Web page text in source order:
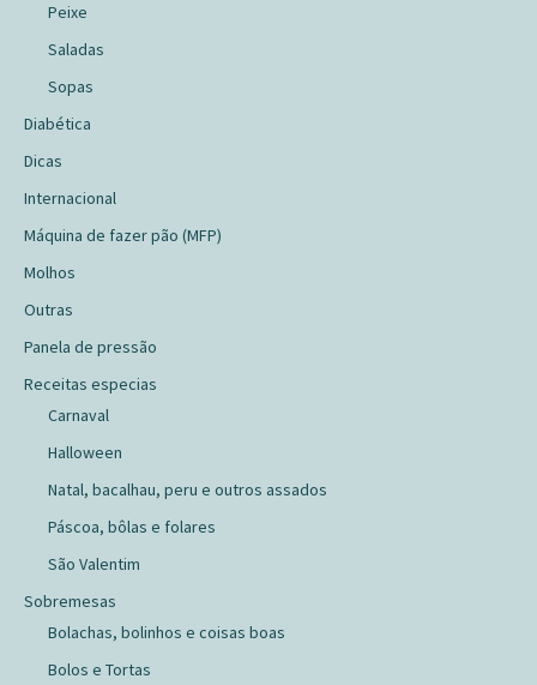
Peixe
Saladas
Sopas
Diabética
Dicas
Internacional
Máquina de fazer pão (MFP)
Molhos
Outras
Panela de pressão
Receitas especias
Carnaval
Halloween
Natal, bacalhau, peru e outros assados
Páscoa, bôlas e folares
São Valentim
Sobremesas
Bolachas, bolinhos e coisas boas
Bolos e Tortas